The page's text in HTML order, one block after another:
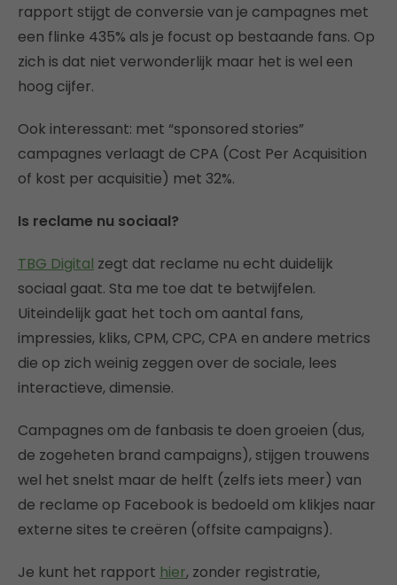
rapport stijgt de conversie van je campagnes met
een flinke 435% als je focust op bestaande fans. Op
zich is dat niet verwonderlijk maar het is wel een
hoog cijfer.
Ook interessant: met “sponsored stories”
campagnes verlaagt de CPA (Cost Per Acquisition
of kost per acquisitie) met 32%.
Is reclame nu sociaal?
TBG Digital zegt dat reclame nu echt duidelijk
sociaal gaat. Sta me toe dat te betwijfelen.
Uiteindelijk gaat het toch om aantal fans,
impressies, kliks, CPM, CPC, CPA en andere metrics
die op zich weinig zeggen over de sociale, lees
interactieve, dimensie.
Campagnes om de fanbasis te doen groeien (dus,
de zogeheten brand campaigns), stijgen trouwens
wel het snelst maar de helft (zelfs iets meer) van
de reclame op Facebook is bedoeld om klikjes naar
externe sites te creëren (offsite campaigns).
Je kunt het rapport hier, zonder registratie,